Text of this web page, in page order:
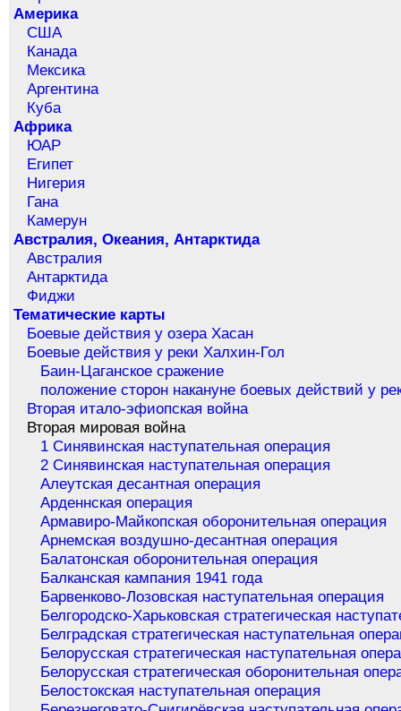
Америка
США
Канада
Мексика
Аргентина
Куба
Африка
ЮАР
Египет
Нигерия
Гана
Камерун
Австралия, Океания, Антарктида
Австралия
Антарктида
Фиджи
Тематические карты
Боевые действия у озера Хасан
Боевые действия у реки Халхин-Гол
Баин-Цаганское сражение
положение сторон накануне боевых действий у
Вторая итало-эфиопская война
Вторая мировая война
1 Синявинская наступательная операция
2 Синявинская наступательная операция
Алеутская десантная операция
Арденнская операция
Армавиро-Майкопская оборонительная операция
Арнемская воздушно-десантная операция
Балатонская оборонительная операция
Балканская кампания 1941 года
Барвенково-Лозовская наступательная операция
Белгородско-Харьковская стратегическая
Белградская стратегическая наступательная
Белорусская стратегическая наступательная
Белорусская стратегическая оборонительная
Белостокская наступательная операция